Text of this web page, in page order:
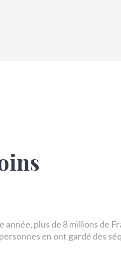
plus de 8 millions de
en ont gardé des